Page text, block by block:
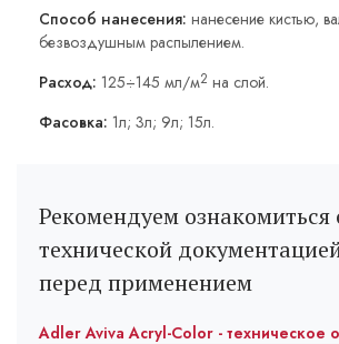
Способ нанесения: нанесение кистью,
безвоздушным распылением.
Расход: 125÷145 мл/м2 на слой.
Фасовка: 1л; 3л; 9л; 15л.
Рекомендуем ознакомиться
технической
перед применением
Adler Aviva Acryl-Color - техническое